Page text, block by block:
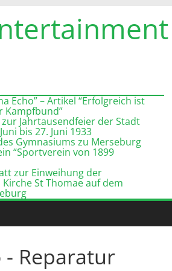
Echo” – Artikel “Erfolgreich ist
Kampfbund”
Jahrtausendfeier der Stadt
bis 27. Juni 1933
Gymnasiums zu Merseburg
“Sportverein von 1899
zur Einweihung der
St Thomae auf dem
- Reparatur